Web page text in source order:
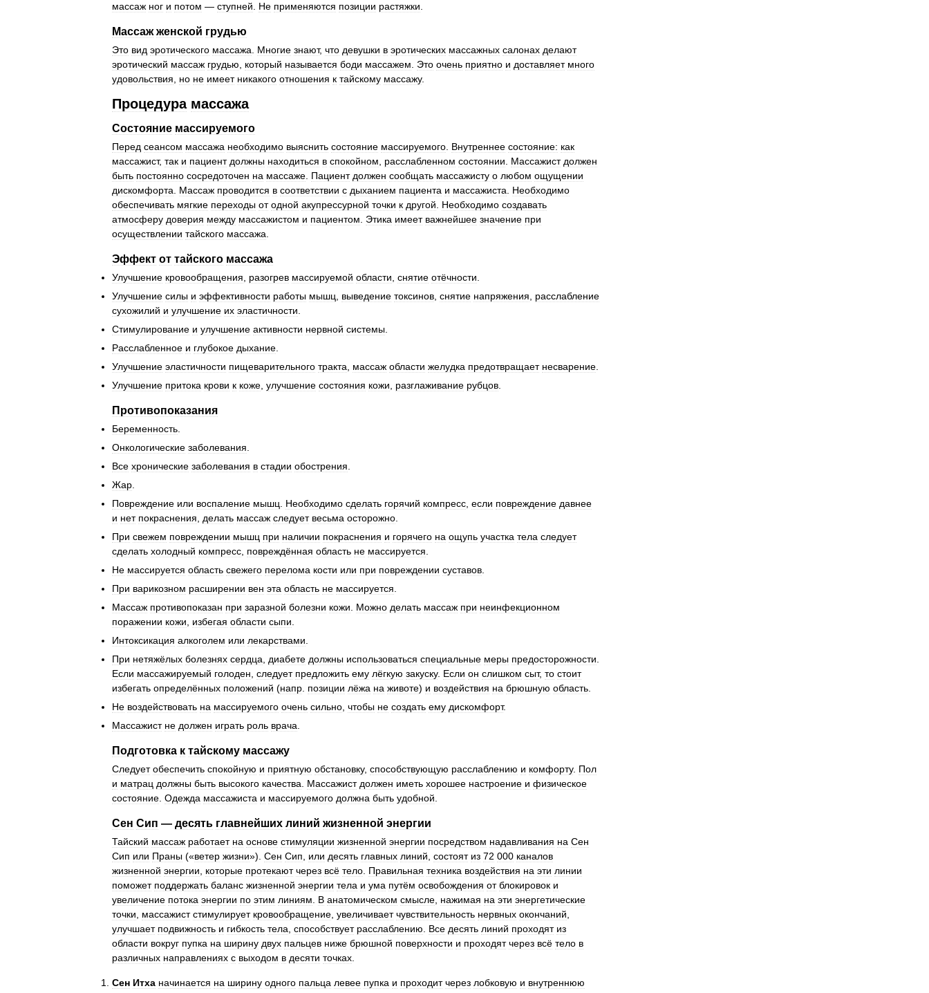
массаж ног и потом — ступней Не применяются позиции растяжки
Массаж женской грудью
Это вид эротического массажа Многие знают, что девушки в эротических массажных салонах делают
эротический массаж грудью который называется боди массажем Это очень приятно и доставляет много
удовольствия
но не имеет никакого отношения к тайскому массажу.
Процедура массажа
Состояние массируемого
Перед сеансом массажа необходимо выяснить состояние массируемого Внутреннее состояние: как
массажист, так и пациент должны находиться в спокойном расслабленном состоянии Массажист должен
быть постоянно сосредоточен на массаже Пациент должен сообщать массажисту о любом ощущении
дискомфорта
Массаж проводится в соответствии с дыханием пациента и массажиста
Необходимо
обеспечивать мягкие переходы от одной акупрессурной точки к другой Необходимо создавать
атмосферу доверия между массажистом и пациентом Этика имеет важнейшее значение при
осуществлении тайского массажа
Эффект от тайского массажа
Улучшение кровообращения разогрев массируемой области снятие отёчности
Улучшение силы и эффективности работы мышц выведение токсинов снятие напряжения
расслабление
сухожилий и улучшение их эластичности
Стимулирование и улучшение активности нервной системы
Расслабленное и глубокое дыхание
Улучшение эластичности пищеварительного тракта массаж области желудка предотвращает несварение
Улучшение притока крови к коже улучшение состояния кожи разглаживание рубцов
Противопоказания
Беременность
Онкологические заболевания
Все хронические заболевания в стадии обострения
Жар
Повреждение или воспаление мышц Необходимо сделать горячий компресс если повреждение давнее
и нет покраснения делать массаж следует весьма осторожно
При свежем повреждении мышц при наличии покраснения и горячего на ощупь участка тела следует
сделать холодный компресс повреждённая область не массируется
Не массируется область свежего перелома кости или при повреждении суставов
При варикозном расширении вен эта область не массируется
Массаж противопоказан при заразной болезни кожи Можно делать массаж при неинфекционном
поражении кожи избегая области сыпи
Интоксикация алкоголем или лекарствами
При нетяжёлых болезнях сердца диабете должны использоваться специальные меры предосторожности
Если массажируемый голоден следует предложить ему лёгкую закуску. Если он слишком сыт, то стоит
избегать определённых положений (напр позиции лёжа на животе) и воздействия на брюшную область
Не воздействовать на массируемого очень сильно чтобы не создать ему дискомфорт.
Массажист не должен играть роль врача
Подготовка к тайскому массажу
Следует обеспечить спокойную и приятную обстановку, способствующую расслаблению и комфорту. Пол
и матрац должны быть высокого качества Массажист должен иметь хорошее настроение и физическое
состояние Одежда массажиста и массируемого должна быть удобной
Сен Сип — десять главнейших линий жизненной энергии
Тайский массаж работает на основе стимуляции жизненной энергии посредством надавливания на Сен
Сип или Праны («ветер жизни»). Сен Сип или десять главных линий состоят из 72 000 каналов
жизненной энергии которые протекают через всё тело Правильная техника воздействия на эти линии
поможет поддержать баланс жизненной энергии тела и ума путём освобождения от блокировок и
увеличение потока энергии по этим линиям В анатомическом смысле нажимая на эти энергетические
точки
массажист стимулирует кровообращение увеличивает чувствительность нервных окончаний
улучшает подвижность и гибкость тела способствует расслаблению Все десять линий проходят из
области вокруг пупка на ширину двух пальцев ниже брюшной поверхности и проходят через всё тело в
различных направлениях с выходом в десяти точках
Сен Итха начинается на ширину одного пальца левее пупка и проходит через лобковую и внутреннюю